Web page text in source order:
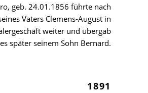
geb. 24.01.1856 führte nach
Vaters Clemens-August in
weiter und übergab
es später seinem Sohn Bernard.
1891